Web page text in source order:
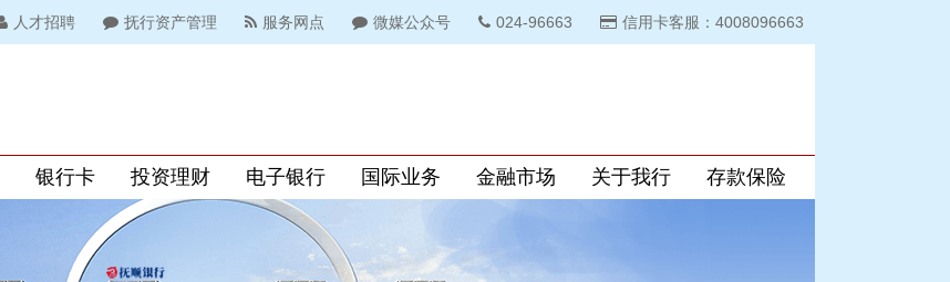
人才招聘 抚行资产管理 服务网点 微媒公众号 024-96663 信用卡客服：4008096663
银行卡 投资理财 电子银行 国际业务 金融市场 关于我行 存款保险